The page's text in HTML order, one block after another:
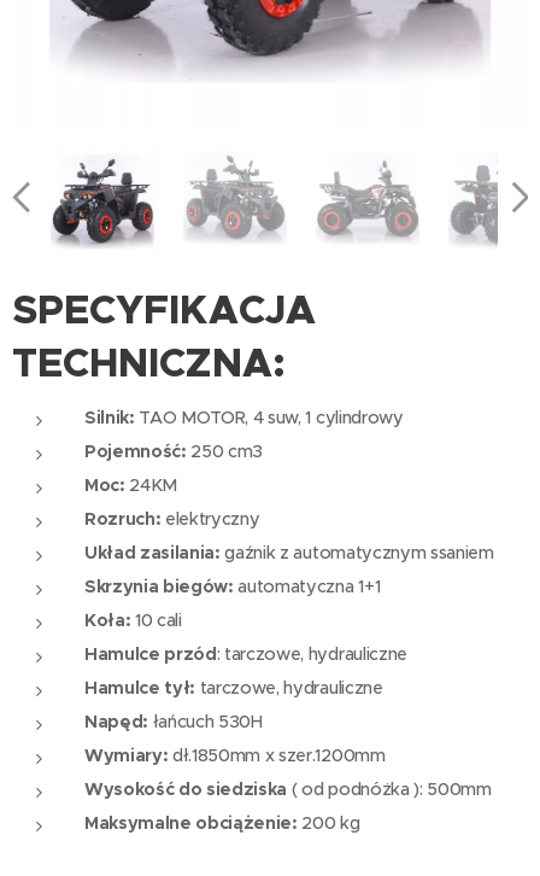
SPECYFIKACJA
TECHNICZNA:
Silnik: TAO MOTOR, 4 suw, 1 cylindrowy
Pojemność: 250 cm3
Moc: 24KM
Rozruch: elektryczny
Układ zasilania: gaźnik z automatycznym ssaniem
Skrzynia biegów: automatyczna 1+1
Koła: 10 cali
Hamulce przód: tarczowe, hydrauliczne
Hamulce tył: tarczowe, hydrauliczne
Napęd: łańcuch 530H
Wymiary: dł.1850mm x szer.1200mm
Wysokość do siedziska ( od podnóżka ): 500mm
Maksymalne obciążenie: 200 kg